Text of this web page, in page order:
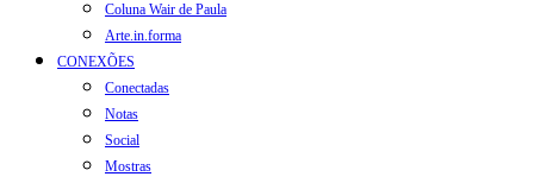
Coluna Wair de Paula
Arte.in.forma
CONEXÕES
Conectadas
Notas
Social
Mostras